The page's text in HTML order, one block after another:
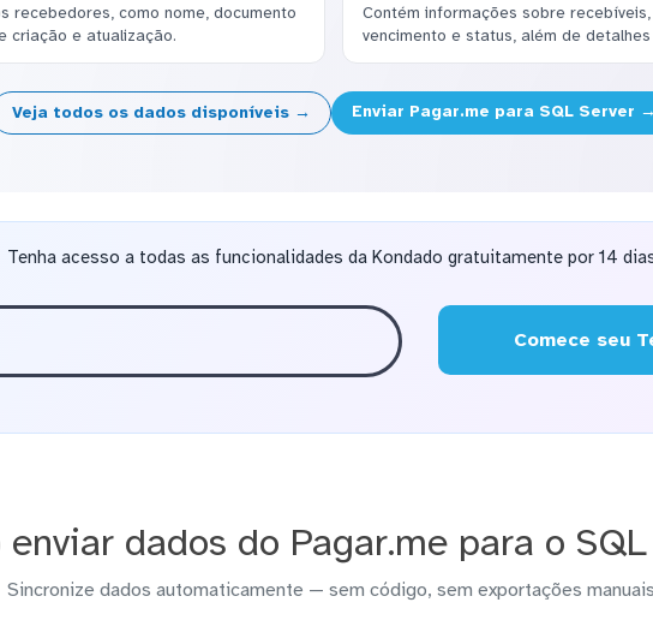
recebedores, como nome, documento
criação e atualização.
Contém informações sobre
vencimento e status, além de
Veja todos os dados disponíveis → Enviar Pagar.me para SQL Server →
Tenha acesso a todas as funcionalidades da Kondado gratuitamente por 14
Comece seu
enviar dados do Pagar.me para o
Sincronize dados automaticamente — sem código, sem exportações